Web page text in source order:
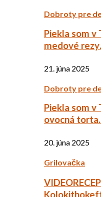
Dobroty pre
Piekla som v
medové
21. júna 2025
Dobroty pre
Piekla som v
ovocná
20. júna 2025
Grilovačka